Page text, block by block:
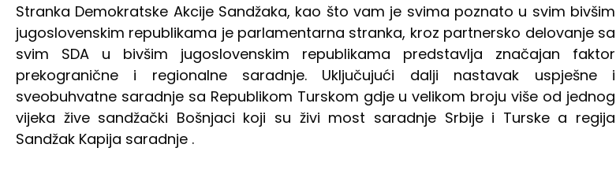
Stranka Demokratske Akcije Sandžaka, kao što vam je svima poznato u svim bivšim
jugoslovenskim republikama je parlamentarna stranka, kroz partnersko delovanje sa
svim SDA u bivšim jugoslovenskim republikama predstavlja značajan faktor
prekogranične i regionalne saradnje. Uključujući dalji nastavak uspješne i
sveobuhvatne saradnje sa Republikom Turskom gdje u velikom broju više od jednog
vijeka žive sandžački Bošnjaci koji su živi most saradnje Srbije i Turske a regija
Sandžak Kapija saradnje .